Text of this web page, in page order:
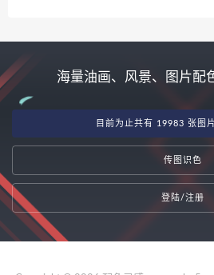
海量油画、风景、图片配
目前为止共有 19983 张图
传图识色
登陆/注册